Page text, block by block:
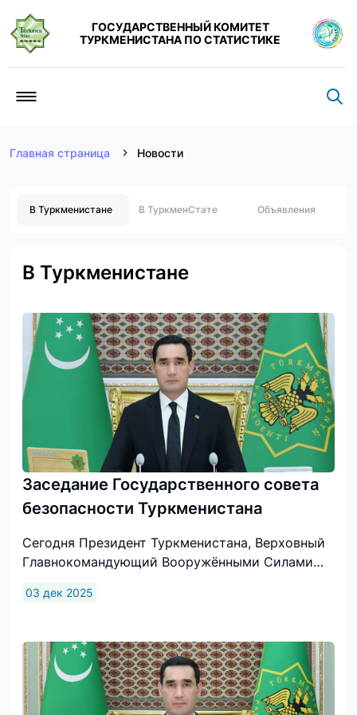
ГОСУДАРСТВЕННЫЙ КОМИТЕТ
ТУРКМЕНИСТАНА ПО СТАТИСТИКЕ
Главная страница Новости
В Туркменистане В ТуркменСтате Объявления
В Туркменистане
Заседание Государственного совета
безопасности Туркменистана
Сегодня Президент Туркменистана, Верховный
Главнокомандующий Вооружёнными Силами
провёл очередное заседание Государственного
рассмотрены итоги работы военных и
правоохранительных органов за одиннадцать
месяцев текущего года. Также были обсуждены
вопросы обес­печения безопасности и
03 дек 2025